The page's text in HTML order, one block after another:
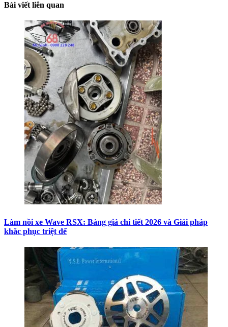
Bài viết liên quan
Làm nồi xe Wave RSX: Bảng giá chi tiết 2026 và Giải pháp
khắc phục triệt để